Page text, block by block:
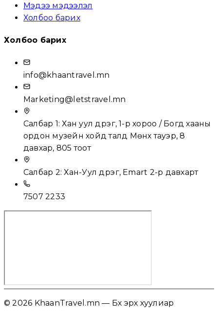
Мэдээ мэдээлэл
Холбоо барих
Холбоо барих
info@khaantravel.mn
Marketing@letstravel.mn
Салбар 1: Хан уул дүүрэг, 1-р хороо / Богд хааны
ордон музейн хойд талд Мөнх тауэр, 8
давхар, 805 тоот
Салбар 2: Хан-Уул дүүрэг, Emart 2-р давхарт
7507 2233
© 2026 KhaanTravel.mn — Бүх эрх хуулиар